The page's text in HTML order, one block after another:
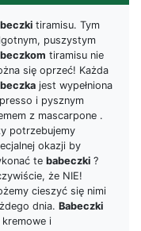
tiramisu. Tym
puszystym
tiramisu nie
się oprzeć! Każda
jest wypełniona
i pysznym
z mascarpone .
potrzebujemy
okazji by
te babeczki ?
że NIE!
cieszyć się nimi
dnia. Babeczki
kremowe i